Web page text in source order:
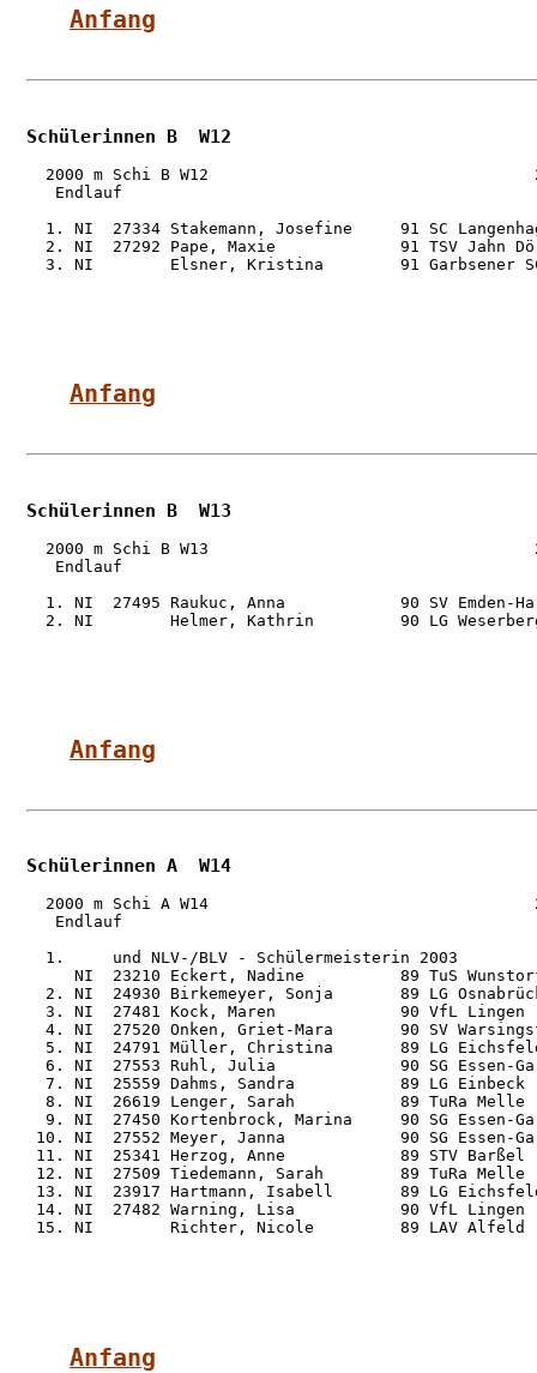
Anfang
Schülerinnen B  W12
2000 m Schi B W12
   Endlauf
1. NI  27334 Stakemann, Josefine     91 SC
2. NI  27292 Pape, Maxie             91 TSV Jahn
3. NI        Elsner, Kristina        91 Garbsener
Anfang
Schülerinnen B  W13
2000 m Schi B W13
   Endlauf
1. NI  27495 Raukuc, Anna            90 SV Emden-
2. NI        Helmer, Kathrin         90 LG
Anfang
Schülerinnen A  W14
2000 m Schi A W14
   Endlauf
  1.     und NLV-/BLV - Schülermeisterin 2003
NI  23210 Eckert, Nadine          89 TuS
2. NI  24930 Birkemeyer, Sonja       89 LG
3. NI  27481 Kock, Maren             90 VfL Lingen
4. NI  27520 Onken, Griet-Mara       90 SV
5. NI  24791 Müller, Christina       89 LG
6. NI  27553 Ruhl, Julia             90 SG Essen-
7. NI  25559 Dahms, Sandra           89 LG Einbeck
8. NI  26619 Lenger, Sarah           89 TuRa Melle
9. NI  27450 Kortenbrock, Marina     90 SG Essen-
10. NI  27552 Meyer, Janna            90 SG Essen-
11. NI  25341 Herzog, Anne            89 STV
12. NI  27509 Tiedemann, Sarah        89 TuRa
13. NI  23917 Hartmann, Isabell       89 LG
14. NI  27482 Warning, Lisa           90 VfL
15. NI        Richter, Nicole         89 LAV
Anfang